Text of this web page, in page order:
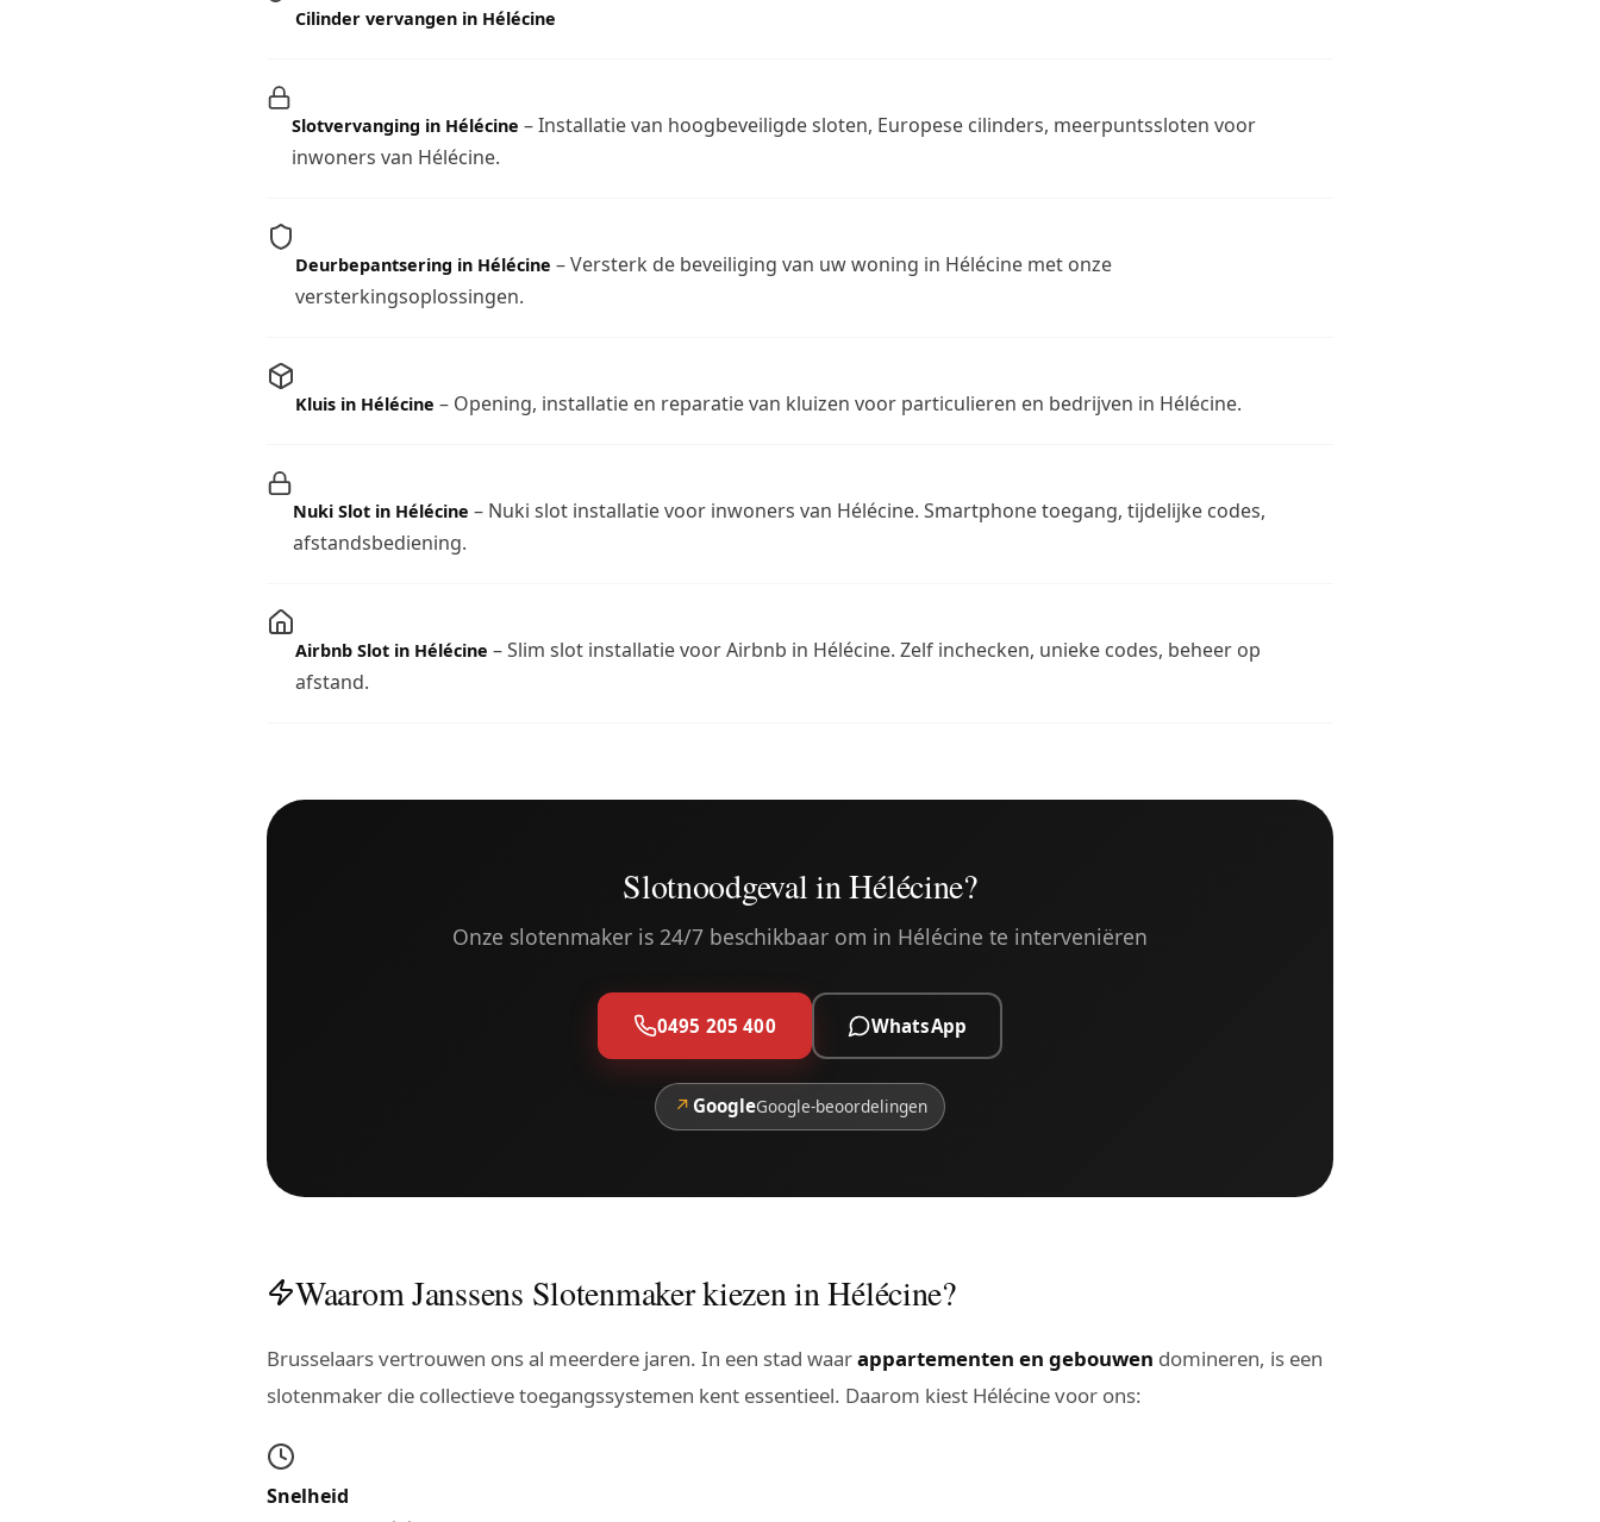
Cilinder vervangen in Hélécine
Slotvervanging in Hélécine – Installatie van hoogbeveiligde sloten, Europese cilinders, meerpuntssloten voor
inwoners van Hélécine.
Deurbepantsering in Hélécine – Versterk de beveiliging van uw woning in Hélécine met onze
versterkingsoplossingen.
Kluis in Hélécine – Opening, installatie en reparatie van kluizen voor particulieren en bedrijven in Hélécine.
Nuki Slot in Hélécine – Nuki slot installatie voor inwoners van Hélécine. Smartphone toegang, tijdelijke codes,
afstandsbediening.
Airbnb Slot in Hélécine – Slim slot installatie voor Airbnb in Hélécine. Zelf inchecken, unieke codes, beheer op
afstand.
Slotnoodgeval in Hélécine?
Onze slotenmaker is 24/7 beschikbaar om in Hélécine te interveniëren
0495 205 400 WhatsApp
↗ GoogleGoogle-beoordelingen
Waarom Janssens Slotenmaker kiezen in Hélécine?
Brusselaars vertrouwen ons al meerdere jaren. In een stad waarappartementen en gebouwen domineren, is een
slotenmaker die collectieve toegangssystemen kent essentieel. Daarom kiest Hélécine voor ons:
Snelheid